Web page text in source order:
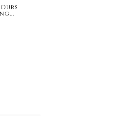
Ours